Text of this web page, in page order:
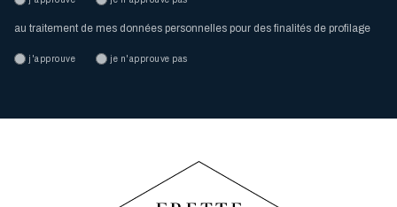
au traitement de mes données personnelles pour des finalités de profilage
j'approuve je n'approuve pas